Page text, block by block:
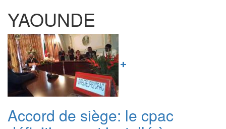
YAOUNDE
Image
Accord de siège: le cpac